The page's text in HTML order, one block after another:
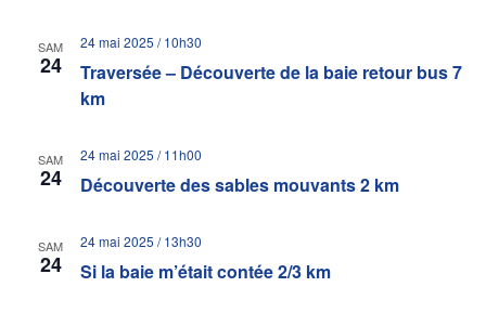
SAM
24
Traversée – Découverte de la baie retour bus 7
km
24 mai 2025 / 10h30
SAM
24 Découverte des sables mouvants 2 km
24 mai 2025 / 11h00
SAM
24 Si la baie m’était contée 2/3 km
24 mai 2025 / 13h30